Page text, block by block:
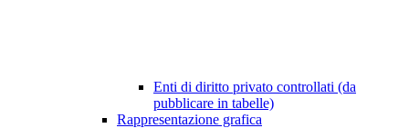
Enti di diritto privato controllati (da
pubblicare in tabelle)
Rappresentazione grafica